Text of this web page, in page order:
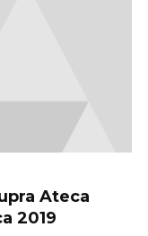
Ateca
2019